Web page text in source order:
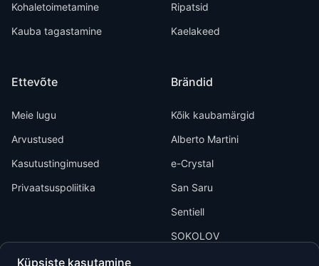
Kohaletoimetamine
Kauba tagastamine
Ettevõte
Meie lugu
Arvustused
Kasutustingimused
Privaatsuspoliitika
Ripatsid
Kaelakeed
Brändid
Kõik kaubamärgid
Alberto Martini
e-Crystal
San Saru
Sentiell
SOKOLOV
Küpsiste kasutamine